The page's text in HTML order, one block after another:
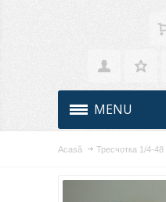
MENU
Acasă Тресчотка 1/4-